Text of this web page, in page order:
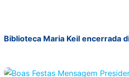
Biblioteca Maria Keil encerrada